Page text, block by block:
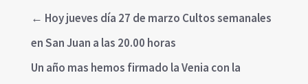
← Hoy jueves día 27 de marzo Cultos semanales
en San Juan a las 20.00 horas
Un año mas hemos firmado la Venia con la